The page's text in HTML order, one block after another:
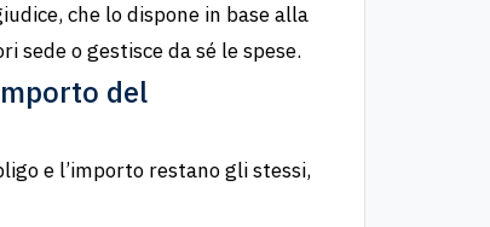
che lo dispone in base alla
sede o gestisce da sé le spese.
del
e l’importo restano gli stessi,